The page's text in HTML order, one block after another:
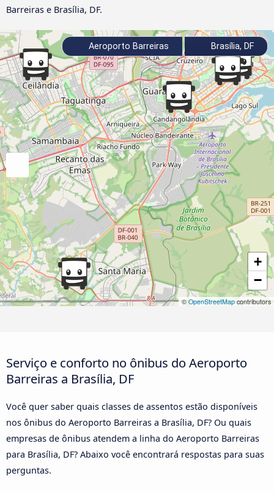
Barreiras e Brasília, DF.
+
−
© OpenStreetMap contributors
Aeroporto Barreiras Brasília, DF
Serviço e conforto no ônibus do Aeroporto
Barreiras a Brasília, DF
Você quer saber quais classes de assentos estão disponíveis
nos ônibus do Aeroporto Barreiras a Brasília, DF? Ou quais
empresas de ônibus atendem a linha do Aeroporto Barreiras
para Brasília, DF? Abaixo você encontrará respostas para suas
perguntas.